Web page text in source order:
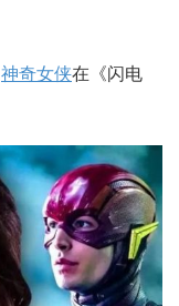
神奇女侠在《闪电